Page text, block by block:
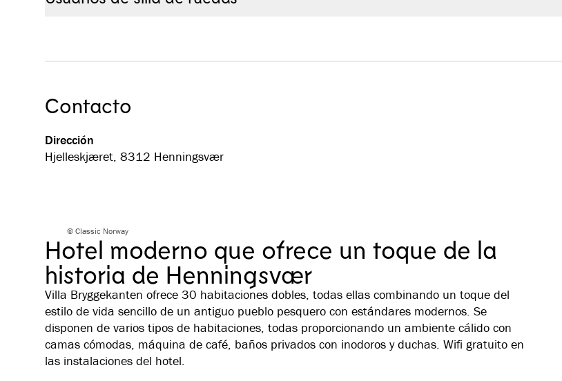
Contacto
Dirección
Hjelleskjæret, 8312 Henningsvær
© Classic Norway
Hotel moderno que ofrece un toque de la
historia de Henningsvær
Villa Bryggekanten ofrece 30 habitaciones dobles, todas ellas combinando un toque del
estilo de vida sencillo de un antiguo pueblo pesquero con estándares modernos. Se
disponen de varios tipos de habitaciones, todas proporcionando un ambiente cálido con
camas cómodas, máquina de café, baños privados con inodoros y duchas. Wifi gratuito en
las instalaciones del hotel.